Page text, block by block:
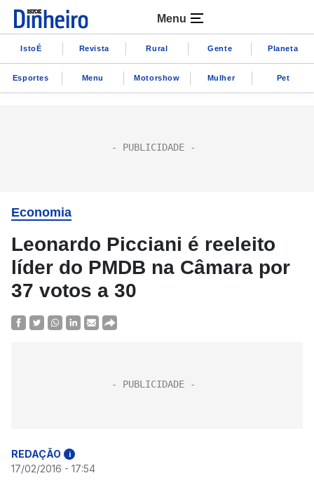
Menu
IstoÉ Revista Rural Gente Planeta
Esportes Menu Motorshow Mulher Pet
Economia
Leonardo Picciani é reeleito
líder do PMDB na Câmara por
37 votos a 30
REDAÇÃO i
17/02/2016 - 17:54